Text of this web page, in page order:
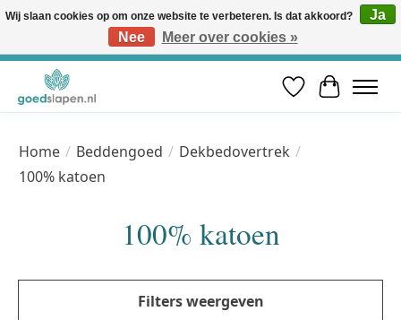
Vóór 12u besteld, volgende werkdag in huis* | Gratis verzending vanaf €50 | Professioneel slaapadvies
Verlanglijst
Home / Beddengoed / Dekbedovertrek /
100% katoen
100% katoen
Filters weergeven
Wij slaan cookies op om onze website te verbeteren. Is dat akkoord?
Ja
Nee
Meer over cookies »